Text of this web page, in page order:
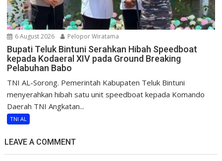
6 August 2026 Pelopor Wiratama
Bupati Teluk Bintuni Serahkan Hibah Speedboat
kepada Kodaeral XIV pada Ground Breaking
Pelabuhan Babo
TNI AL-Sorong. Pemerintah Kabupaten Teluk Bintuni
menyerahkan hibah satu unit speedboat kepada Komando
Daerah TNI Angkatan...
TNI AL
LEAVE A COMMENT